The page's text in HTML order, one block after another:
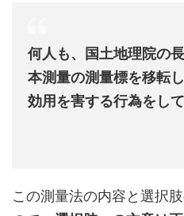
何人も、国土地理院の
本測量の測量標を移転
効用を害する行為をし
この測量法の内容と選択